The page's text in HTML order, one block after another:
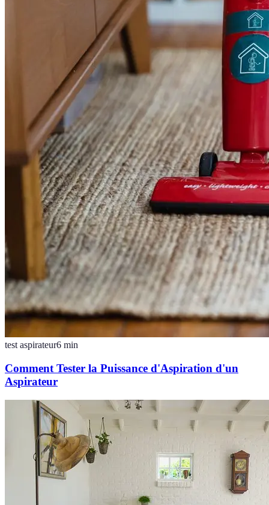
test aspirateur6 min
Comment Tester la Puissance d'Aspiration d'un
Aspirateur